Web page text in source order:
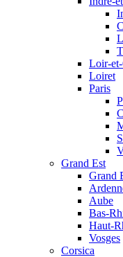
Loir-
Loiret
Paris
Grand Est
Grand
Aube
Bas-
Haut-
Vosges
Corsica